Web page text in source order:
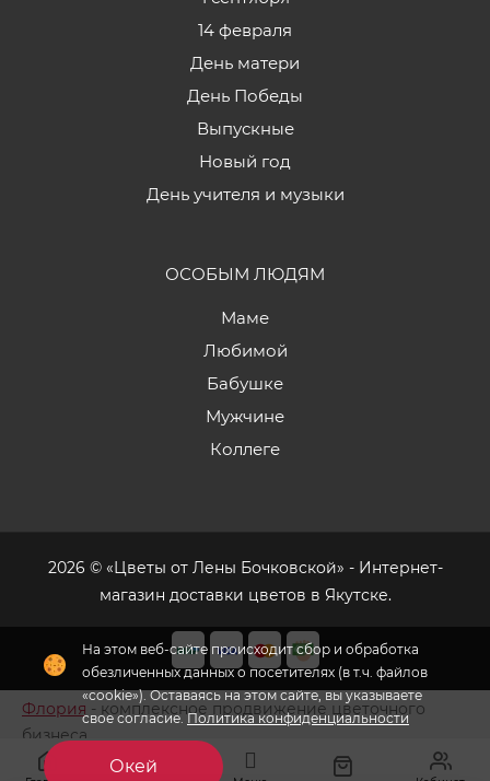
На этом веб-сайте происходит сбор и обработка
обезличенных данных о посетителях (в т.ч. файлов
«cookie»). Оставаясь на этом сайте, вы указываете
свое согласие.Политика конфиденциальности
Окей
14 февраля
День матери
День Победы
Выпускные
Новый год
День учителя и музыки
ОСОБЫМ ЛЮДЯМ
Маме
Любимой
Бабушке
Мужчине
Коллеге
2026 © «Цветы от Лены Бочковской» - Интернет-
магазин доставки цветов в Якутске.
Флория - комплексное продвижение цветочного
бизнеса